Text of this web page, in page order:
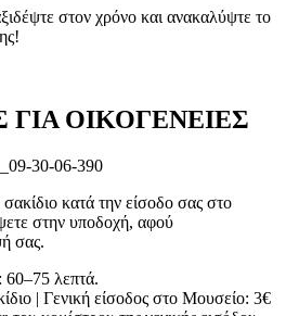
στον χρόνο και ανακαλύψτε το
ΟΙΚΟΓΕΝΕΙΕΣ
κατά την είσοδο σας στο
στην υποδοχή, αφού
σας.
60–75 λεπτά.
| Γενική είσοδος στο Μουσείο: 3€